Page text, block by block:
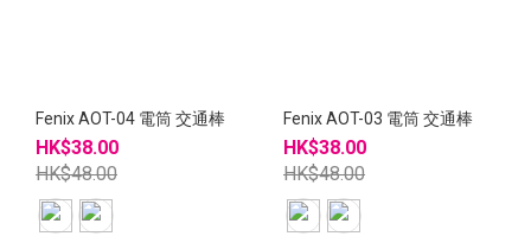
Fenix AOT-04 電筒 交通棒
HK$38.00
HK$48.00
Fenix AOT-03 電筒 交通棒
HK$38.00
HK$48.00